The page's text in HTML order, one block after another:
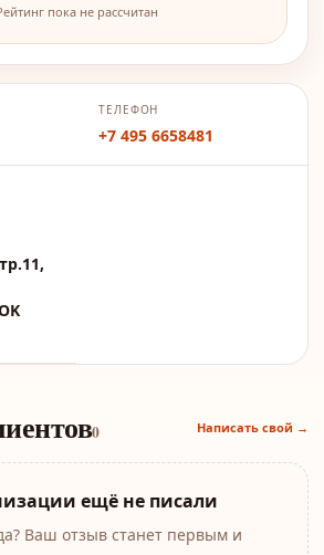
пока не рассчитан
ТЕЛЕФОН
+7 495 6658481
0 Написать свой →
ещё не писали
Ваш отзыв станет первым и